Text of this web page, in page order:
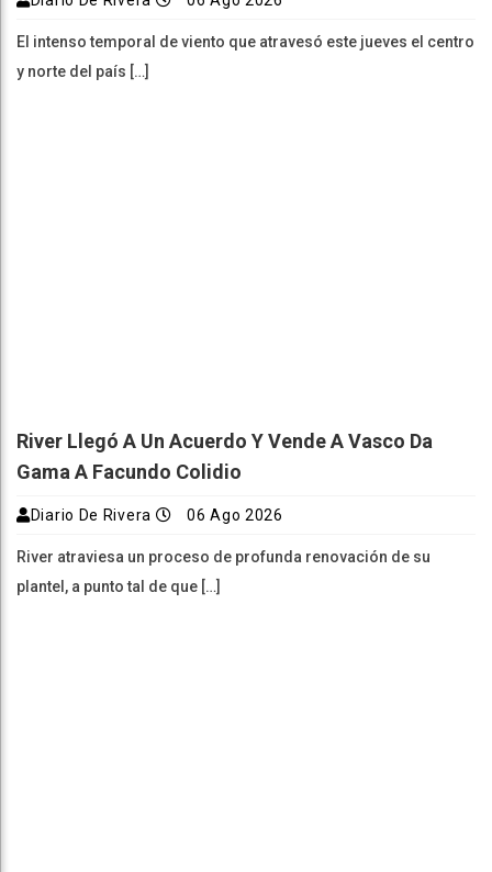
El intenso temporal de viento que atravesó este jueves el centro
y norte del país […]
River Llegó A Un Acuerdo Y Vende A Vasco Da
Gama A Facundo Colidio
Diario De Rivera 06 Ago 2026
River atraviesa un proceso de profunda renovación de su
plantel, a punto tal de que […]